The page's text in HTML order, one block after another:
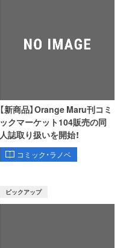
【新商品】Orange Maru刊コミ
ックマーケット104販売の同
人誌取り扱いを開始！
コミック・ラノベ
ピックアップ